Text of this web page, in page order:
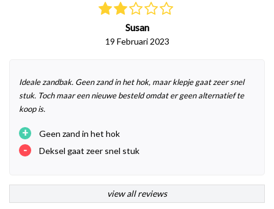
Susan
19 Februari 2023
Ideale zandbak. Geen zand in het hok, maar klepje gaat zeer snel
stuk. Toch maar een nieuwe besteld omdat er geen alternatief te
koop is.
+ Geen zand in het hok
- Deksel gaat zeer snel stuk
view all reviews